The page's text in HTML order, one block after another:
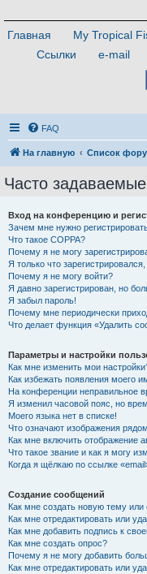
Главная My Tropical
Ссылки
e-mail
FAQ
На главную Список
Часто
Вход на конференцию и
Зачем мне нужно
Что такое COPPA?
Почему я не могу
Я только что
Почему я не могу войти?
Я давно зарегистрирован, но
Я забыл пароль!
Почему мне периодически
Что делает функция «Удалить
Параметры и настройки
Как мне изменить мои
Как избежать появления моего
На конференции неправильное
Я изменил часовой пояс, но
Моего языка нет в списке!
Что означают изображения
Как мне включить отображение
Что такое звание и как я могу
Когда я щёлкаю по ссылке
Создание сообщений
Как мне создать новую тему
Как мне отредактировать или
Как мне добавить подпись к
Как мне создать опрос?
Почему я не могу добавить
Как мне отредактировать или